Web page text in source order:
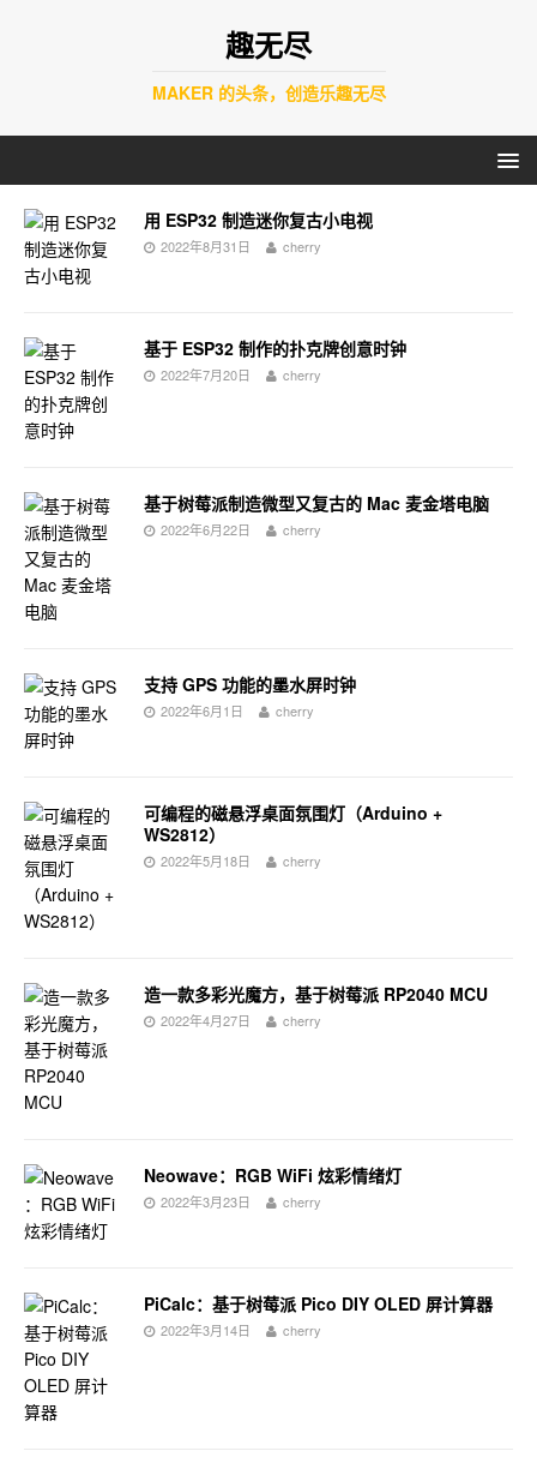
趣无尽
MAKER 的头条，创造乐趣无尽
用 ESP32 制造迷你复古小电视
2022年8月31日 cherry
基于 ESP32 制作的扑克牌创意时钟
2022年7月20日 cherry
基于树莓派制造微型又复古的 Mac 麦金塔电脑
2022年6月22日 cherry
支持 GPS 功能的墨水屏时钟
2022年6月1日 cherry
可编程的磁悬浮桌面氛围灯（Arduino +
WS2812）
2022年5月18日 cherry
造一款多彩光魔方，基于树莓派 RP2040 MCU
2022年4月27日 cherry
Neowave：RGB WiFi 炫彩情绪灯
2022年3月23日 cherry
PiCalc：基于树莓派 Pico DIY OLED 屏计算器
2022年3月14日 cherry